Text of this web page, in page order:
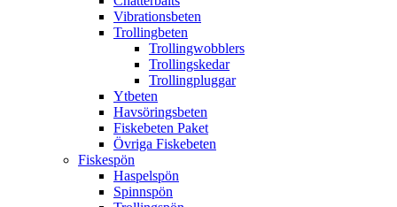
Vibrationsbeten
Trollingbeten
Trollingwobblers
Trollingskedar
Trollingpluggar
Ytbeten
Havsöringsbeten
Fiskebeten Paket
Övriga Fiskebeten
Fiskespön
Haspelspön
Spinnspön